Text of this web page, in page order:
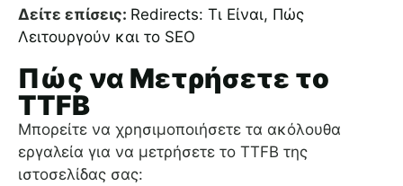
Δείτε επίσεις: Redirects: Τι Είναι, Πώς
Λειτουργούν και το SEO
Πώς να Μετρήσετε το
TTFB
Μπορείτε να χρησιμοποιήσετε τα ακόλουθα
εργαλεία για να μετρήσετε το TTFB της
ιστοσελίδας σας: